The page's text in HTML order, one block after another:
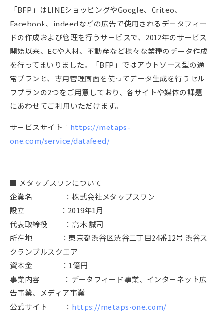
「BFP」はLINEショッピングやGoogle、Criteo、
Facebook、indeedなどの広告で使用されるデータフィー
ドの作成および管理を行うサービスで、2012年のサービス
開始以来、ECや人材、不動産など様々な業種のデータ作成
を行ってまいりました。「BFP」ではアウトソース型の通
常プランと、専用管理画面を使ってデータ生成を行うセル
フプランの2つをご用意しており、各サイトや媒体の課題
にあわせてご利用いただけます。
サービスサイト： https://metaps-
one.com/service/datafeed/
■ メタップスワンについて
企業名 ：株式会社メタップスワン
設立 ：2019年1月
代表取締役 ：高木 誠司
所在地 ：東京都渋谷区渋谷二丁目24番12号 渋谷ス
クランブルスクエア
資本金 ：1億円
事業内容 ：データフィード事業、インターネット広
告事業、メディア事業
公式サイト ： https://metaps-one.com/